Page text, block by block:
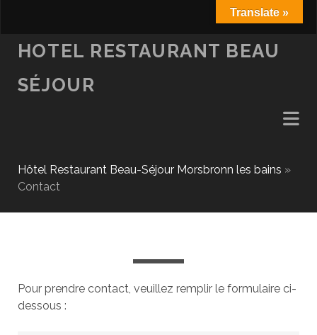
HOTEL RESTAURANT BEAU
SÉJOUR
Hôtel Restaurant Beau-Séjour Morsbronn les bains »
Contact
Pour prendre contact, veuillez remplir le formulaire ci-
dessous :
Translate »